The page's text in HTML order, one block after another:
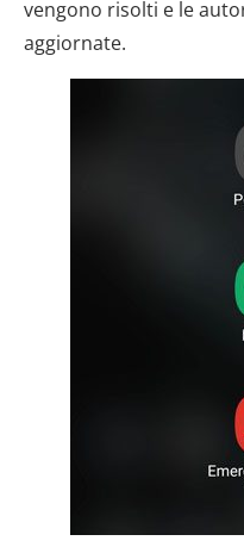
vengono risolti e le
aggiornate.